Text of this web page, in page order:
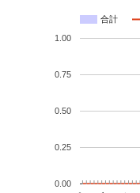
合計
0.00
0.25
0.50
0.75
1.00